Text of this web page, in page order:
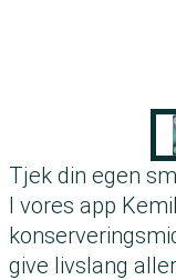
Tjek din egen
I vores app
give livslang